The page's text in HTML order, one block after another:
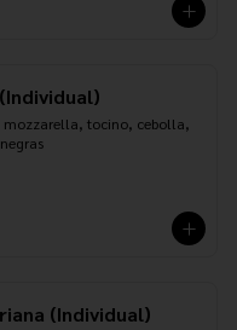
mozzarella, tocino, cebolla,
(Individual)